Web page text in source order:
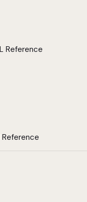
Reference
Reference